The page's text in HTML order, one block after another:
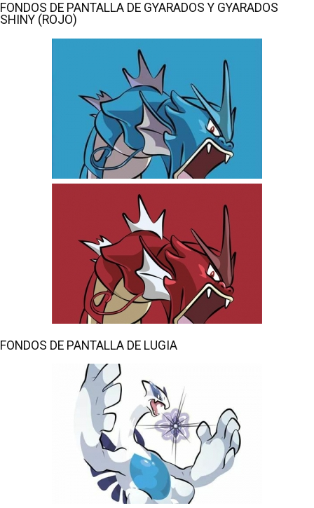
FONDOS DE PANTALLA DE GYARADOS Y GYARADOS
SHINY (ROJO)
FONDOS DE PANTALLA DE LUGIA